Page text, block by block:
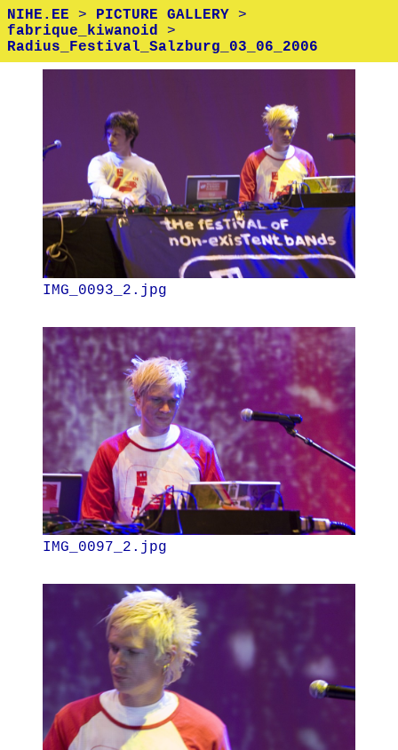
NIHE.EE > PICTURE GALLERY
>
fabrique_kiwanoid
>
Radius_Festival_Salzburg_03_06_2006
IMG_0093_2.jpg
IMG_0097_2.jpg